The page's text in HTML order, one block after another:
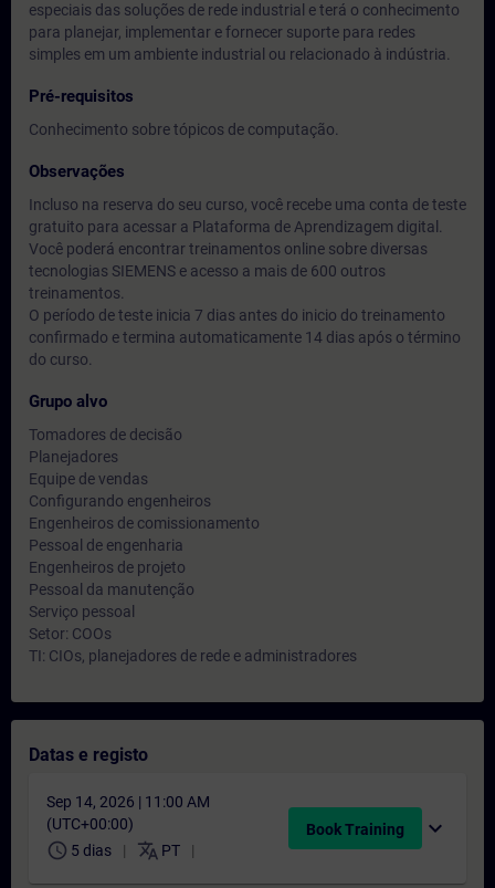
especiais das soluções de rede industrial e terá o conhecimento
para planejar, implementar e fornecer suporte para redes
simples em um ambiente industrial ou relacionado à indústria.
Pré-requisitos
Conhecimento sobre tópicos de computação.
Observações
Incluso na reserva do seu curso, você recebe uma conta de teste
gratuito para acessar a Plataforma de Aprendizagem digital.
Você poderá encontrar treinamentos online sobre diversas
tecnologias SIEMENS e acesso a mais de 600 outros
treinamentos.
O período de teste inicia 7 dias antes do inicio do treinamento
confirmado e termina automaticamente 14 dias após o término
do curso.
Grupo alvo
Tomadores de decisão
Planejadores
Equipe de vendas
Configurando engenheiros
Engenheiros de comissionamento
Pessoal de engenharia
Engenheiros de projeto
Pessoal da manutenção
Serviço pessoal
Setor: COOs
TI: CIOs, planejadores de rede e administradores
Datas e registo
Sep 14, 2026 | 11:00 AM
(UTC+00:00)
schedule 5 dias translate PT
Book Training expand_more